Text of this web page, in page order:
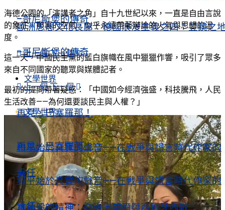
–哥尼斯堡的傳奇
上一個 下一個
文學世界
再見，巴塞羅那！
和平始於真實的聲音——在戰爭與謊言時代作家的
責任
水晶般的精神：喬治奧威爾與西班牙內戰
歐洲思想文化長廊：德國浪漫主義之四：豐饒之
–哥尼斯堡的傳奇
上一個 下一個
文學世界
再見，巴塞羅那！
和平始於真實的聲音——在戰爭與謊言時代作家的
責任
海德公園的「演講者之角」自十九世紀以來，一直是自由言說
的象征。那裏的空氣，似乎永遠帶著辯論的火氣與思想的溫
度。
這一天，中國民主黨的藍白旗幟在風中獵獵作響，吸引了眾多
來自不同國家的聽眾與媒體記者。
最初的提問帶著疑惑：「中國如今經濟強盛，科技騰飛，人民
生活改善——為何還要談民主與人權？」